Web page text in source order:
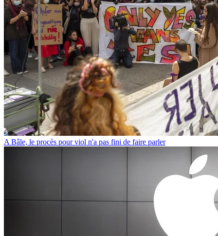
A Bâle, le procès pour viol n'a pas fini de faire parler